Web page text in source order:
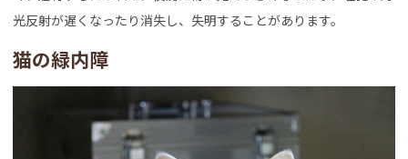
光反射が遅くなったり消失し、失明することがあります。
猫の緑内障